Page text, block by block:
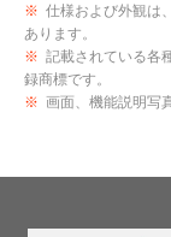
※ 仕様および外観は
あります。
※ 記載されている各
録商標です。
※ 画面、機能説明写